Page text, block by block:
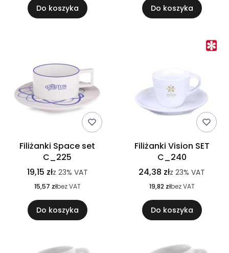
Do koszyka Do koszyka
Filiżanki Space set
C_225
19,15 złz 23% VAT
15,57 złbez VAT
Do koszyka
Filiżanki Vision SET
C_240
24,38 złz 23% VAT
19,82 złbez VAT
Do koszyka